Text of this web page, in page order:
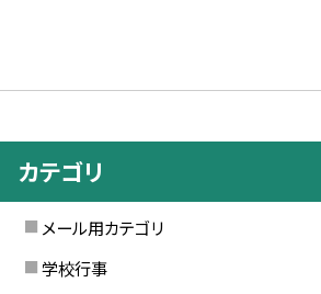
カテゴリ
メール用カテゴリ
学校行事